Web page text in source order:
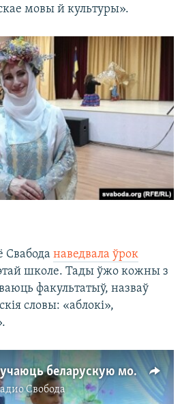
мовы й культуры».
Свабода наведвала ўрок
школе. Тады ўжо кожны з
факультатыў, назваў
словы: «аблокі»,
Як ва Ўкраіне вывучаюць беларускую мову
Свобода